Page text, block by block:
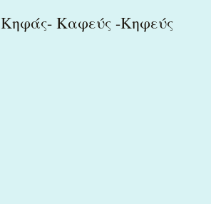
Κηφάς- Καφεύς -Κηφεύς